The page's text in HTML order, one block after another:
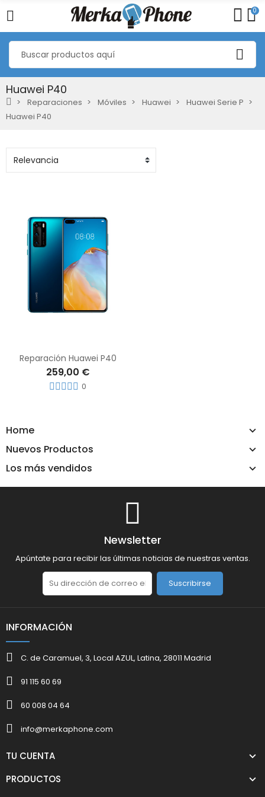
0
Huawei P40
Reparaciones Móviles Huawei
Huawei Serie P
Huawei P40
Home
Nuevos Productos
Los más vendidos
Reparación Huawei P40
259,00 €
0
Newsletter
Apúntate para recibir las últimas noticias de nuestras ventas.
Suscribirse
INFORMACIÓN
C. de Caramuel, 3, Local AZUL, Latina, 28011 Madrid
91 115 60 69
60 008 04 64
info@merkaphone.com
TU CUENTA
PRODUCTOS